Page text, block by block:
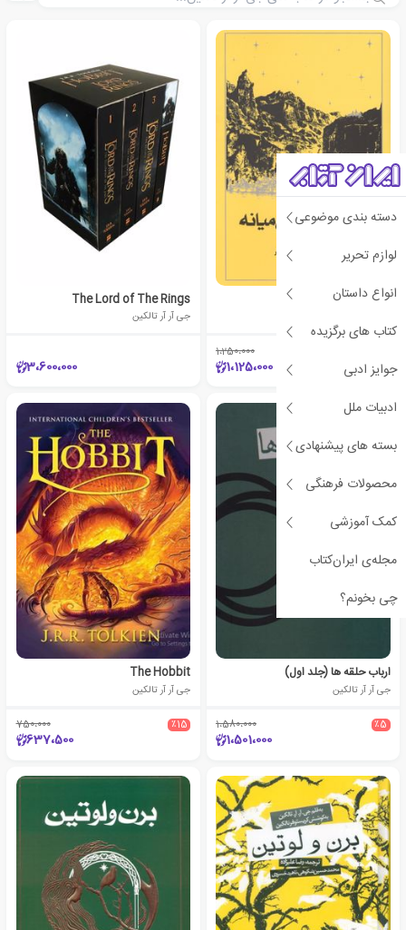
دسته بندی موضوعی
لوازم تحریر
انواع داستان
کتاب های برگزیده
جوایز ادبی
ادبیات ملل
بسته های پیشنهادی
محصولات فرهنگی
کمک آموزشی
مجله‌ی ایران‌کتاب
چی بخونم؟
سرشت سرزمین میانه
1،250،000
1،125،000
The Lord of The Rings
جی آر آر تالکین
3،600،000
ارباب حلقه ها (جلد اول)
جی آر آر تالکین
٪5 1،580،000
1،501،000
The Hobbit
جی آر آر تالکین
٪15 750،000
637،500